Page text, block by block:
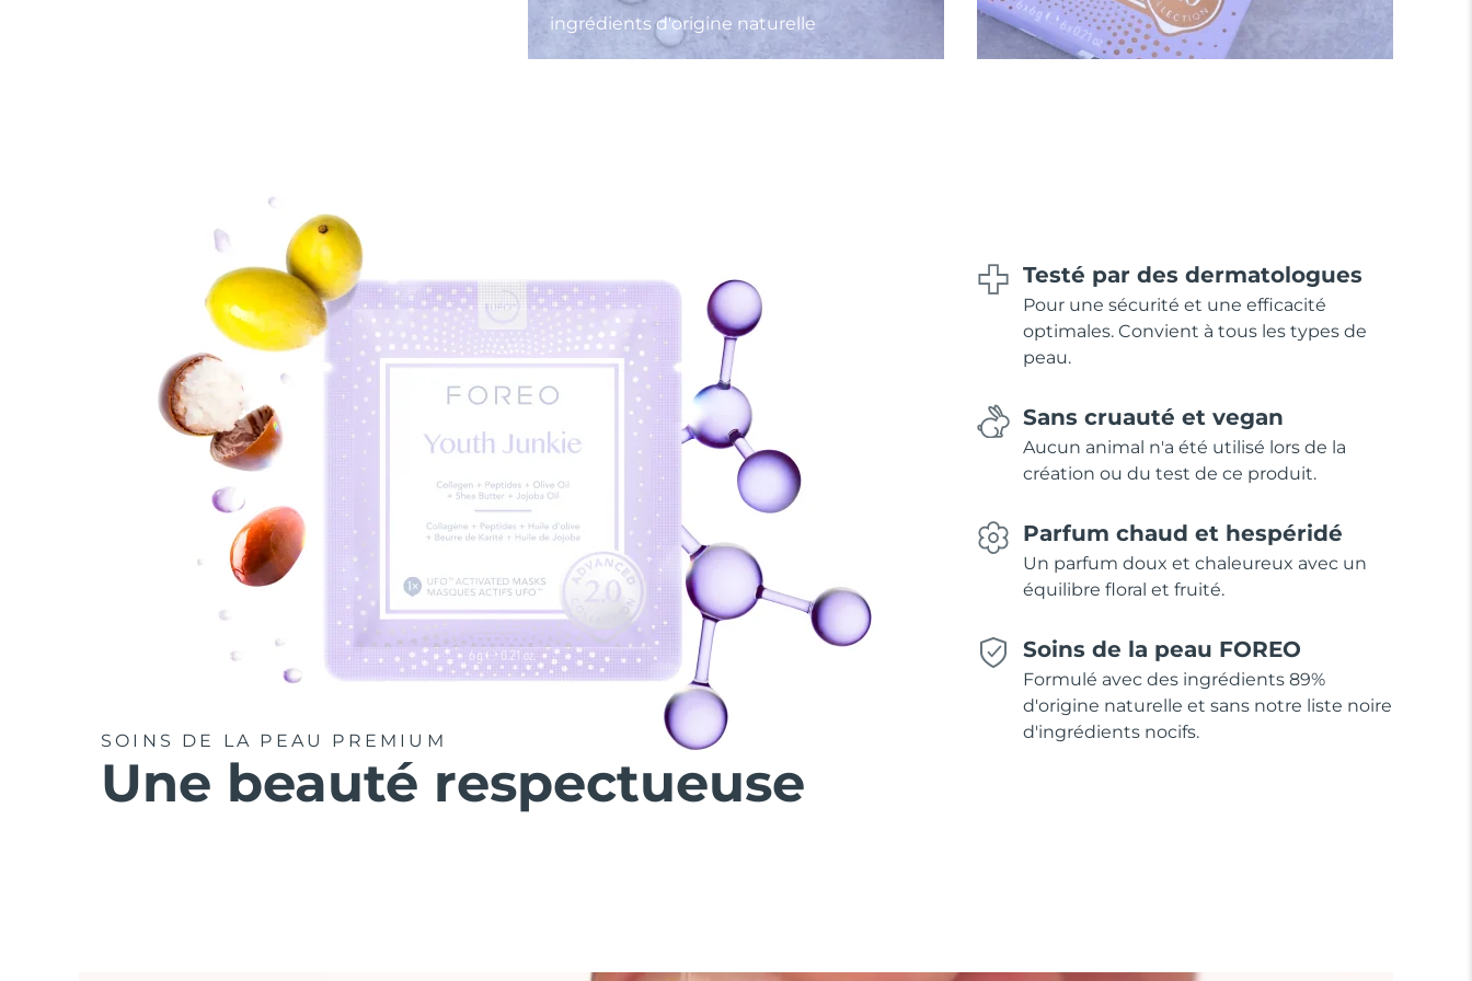
ingrédients d'origine naturelle
SOINS DE LA PEAU PREMIUM
Une beauté respectueuse
Testé par des dermatologues
Pour une sécurité et une efficacité
optimales. Convient à tous les types de
peau.
Sans cruauté et vegan
Aucun animal n'a été utilisé lors de la
création ou du test de ce produit.
Parfum chaud et hespéridé
Un parfum doux et chaleureux avec un
équilibre floral et fruité.
Soins de la peau FOREO
Formulé avec des ingrédients 89%
d'origine naturelle et sans notre liste noire
d'ingrédients nocifs.